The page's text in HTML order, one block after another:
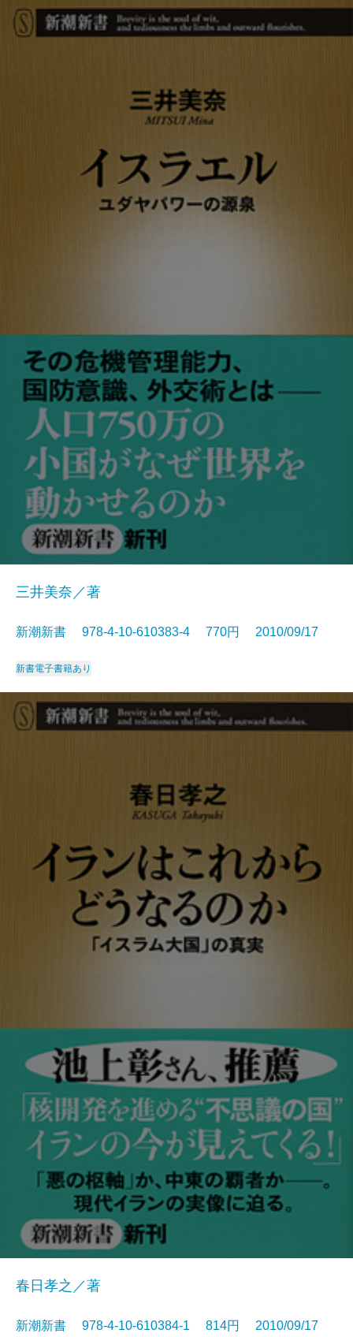
三井美奈／著
新潮新書 978-4-10-610383-4 770円 2010/09/17
新書電子書籍あり
春日孝之／著
新潮新書 978-4-10-610384-1 814円 2010/09/17